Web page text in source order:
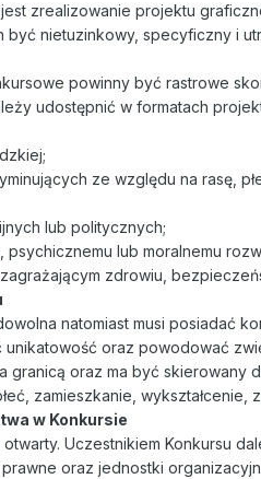
zrealizowanie projektu
być nietuzinkowy, specyficzny i
powinny być rastrowe
udostępnić w formatach
ze względu na rasę,
lub politycznych;
lub moralnemu
zdrowiu,
natomiast musi posiadać
unikatowość oraz powodować
granicą oraz ma być
zamieszkanie, wykształcenie,
w Konkursie
otwarty. Uczestnikiem Konkursu
oraz jednostki